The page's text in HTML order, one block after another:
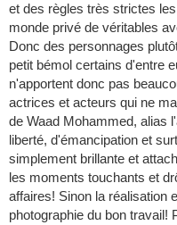
et des règles très strictes
monde privé de véritables
Donc des personnages
petit bémol certains d'entre
n'apportent donc pas
actrices et acteurs qui ne
de Waad Mohammed, alias
liberté, d'émancipation et
simplement brillante et
les moments touchants et
affaires! Sinon la réalisation
photographie du bon travail!